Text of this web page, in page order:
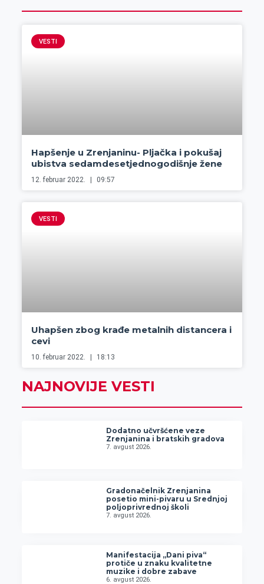
VESTI
Hapšenje u Zrenjaninu- Pljačka i pokušaj
ubistva sedamdesetjednogodišnje žene
12. februar 2022. 09:57
VESTI
Uhapšen zbog krađe metalnih distancera i
cevi
10. februar 2022. 18:13
NAJNOVIJE VESTI
Dodatno učvršćene veze
Zrenjanina i bratskih gradova
7. avgust 2026.
Gradonačelnik Zrenjanina
posetio mini-pivaru u Srednjoj
poljoprivrednoj školi
7. avgust 2026.
Manifestacija „Dani piva“
protiče u znaku kvalitetne
muzike i dobre zabave
6. avgust 2026.